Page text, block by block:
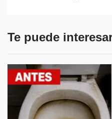
Te puede